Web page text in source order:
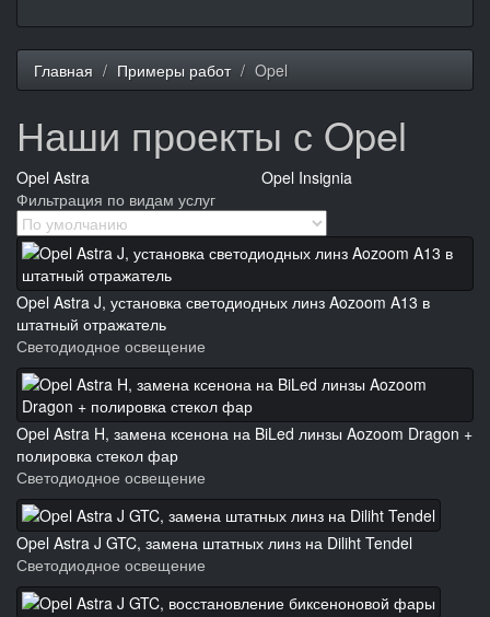
Главная Примеры работ Opel
Наши проекты с Opel
Opel Astra
Opel Insignia
Фильтрация по видам услуг
Opel Astra J, установка светодиодных линз Aozoom A13 в
штатный отражатель
Светодиодное освещение
Opel Astra H, замена ксенона на BiLed линзы Aozoom Dragon +
полировка стекол фар
Светодиодное освещение
Opel Astra J GTC, замена штатных линз на Diliht Tendel
Светодиодное освещение